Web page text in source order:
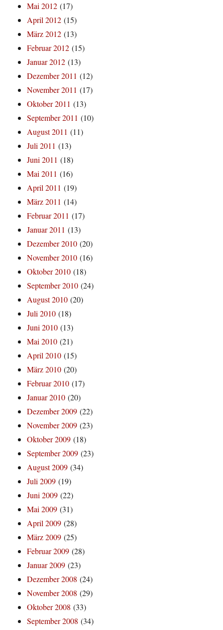
Mai 2012 (17)
April 2012 (15)
März 2012 (13)
Februar 2012 (15)
Januar 2012 (13)
Dezember 2011 (12)
November 2011 (17)
Oktober 2011 (13)
September 2011 (10)
August 2011 (11)
Juli 2011 (13)
Juni 2011 (18)
Mai 2011 (16)
April 2011 (19)
März 2011 (14)
Februar 2011 (17)
Januar 2011 (13)
Dezember 2010 (20)
November 2010 (16)
Oktober 2010 (18)
September 2010 (24)
August 2010 (20)
Juli 2010 (18)
Juni 2010 (13)
Mai 2010 (21)
April 2010 (15)
März 2010 (20)
Februar 2010 (17)
Januar 2010 (20)
Dezember 2009 (22)
November 2009 (23)
Oktober 2009 (18)
September 2009 (23)
August 2009 (34)
Juli 2009 (19)
Juni 2009 (22)
Mai 2009 (31)
April 2009 (28)
März 2009 (25)
Februar 2009 (28)
Januar 2009 (23)
Dezember 2008 (24)
November 2008 (29)
Oktober 2008 (33)
September 2008 (34)